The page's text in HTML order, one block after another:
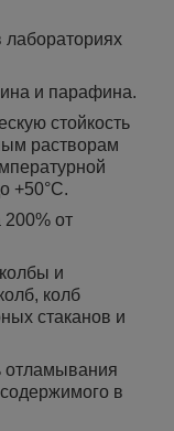
лабораториях
и парафина.
стойкость
растворам
+50°C.
200% от
и
колб
стаканов и
отламывания
в